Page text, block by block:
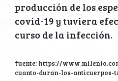
producción de los
covid-19 y tuviera
curso de la infección.
fuente: https://
cuanto-duran-los-anticuerpos-